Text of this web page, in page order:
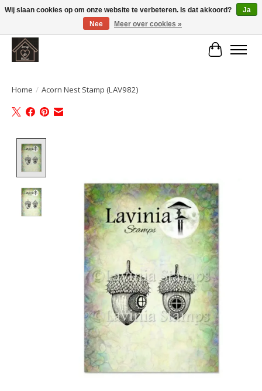
Large selection of products and fast shipping!
Home / Acorn Nest Stamp (LAV982)
Wij slaan cookies op om onze website te verbeteren. Is dat akkoord?
Ja
Nee
Meer over cookies »